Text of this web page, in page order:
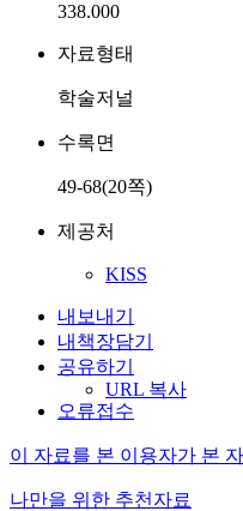
338.000
자료형태
학술저널
수록면
49-68(20쪽)
제공처
KISS
내보내기
내책장담기
공유하기
URL 복사
오류접수
이 자료를 본 이용자가 본
나만을 위한 추천자료